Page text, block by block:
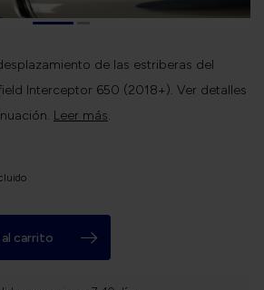
de las estriberas del
Interceptor 650 (2018+). Ver detalles
Leer más.
carrito